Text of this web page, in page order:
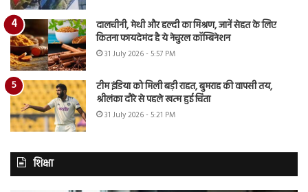
दालचीनी, मेथी और हल्दी का मिश्रण, जानें सेहत के लिए
कितना फायदेमंद है ये नेचुरल कॉम्बिनेशन
31 July 2026 - 5:57 PM
टीम इंडिया को मिली बड़ी राहत, बुमराह की वापसी तय,
श्रीलंका दौरे से पहले खत्म हुई चिंता
31 July 2026 - 5:21 PM
शिक्षा